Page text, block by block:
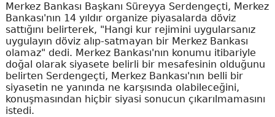
Merkez Bankası Başkanı Süreyya Serdengeçti, Merkez
Bankası'nın 14 yıldır organize piyasalarda döviz
sattığını belirterek, "Hangi kur rejimini uygularsanız
uygulayın döviz alıp-satmayan bir Merkez Bankası
olamaz" dedi. Merkez Bankası'nın konumu itibariyle
doğal olarak siyasete belirli bir mesafesinin olduğunu
belirten Serdengeçti, Merkez Bankası'nın belli bir
siyasetin ne yanında ne karşısında olabileceğini,
konuşmasından hiçbir siyasi sonucun çıkarılmamasını
istedi.